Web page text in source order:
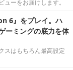
ーをお届けします。
6』をプレイ。ハ
ーミングの底力を体
スはもちろん最高設定